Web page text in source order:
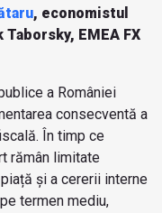
, economistul
EMEA FX
a României
consecventă a
În timp ce
rămân limitate
și a cererii interne
termen mediu,